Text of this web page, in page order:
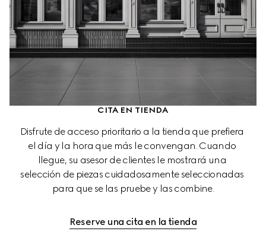
CITA EN TIENDA
Disfrute de acceso prioritario a la tienda que prefiera
el día y la hora que más le convengan. Cuando
llegue, su asesor de clientes le mostrará una
selección de piezas cuidadosamente seleccionadas
para que se las pruebe y las combine.
Reserve una cita en la tienda